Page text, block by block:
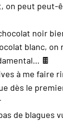
on peut peut-
noir
blanc, on
🍫
à me faire
dès le
de blagues